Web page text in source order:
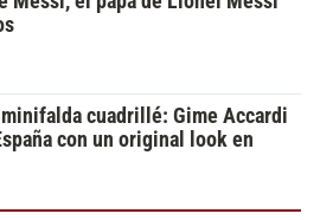
cuadrillé: Gime Accardi
con un original look en